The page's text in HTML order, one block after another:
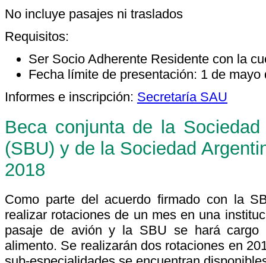
No incluye pasajes ni traslados
Requisitos:
Ser Socio Adherente Residente con la
Fecha límite de presentación: 1 de mayo
Informes e inscripción: Secretaría SAU
Beca conjunta de la
(SBU) y de la Sociedad
2018
Como parte del acuerdo firmado con la
realizar rotaciones de un mes en una
pasaje de avión y la SBU se hará
alimento. Se realizarán dos rotaciones en